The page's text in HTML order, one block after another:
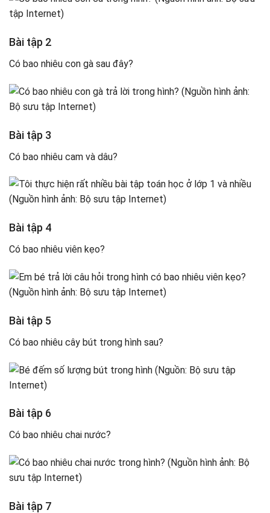
Bài tập 2
Có bao nhiêu con gà sau đây?
Bài tập 3
Có bao nhiêu cam và dâu?
Bài tập 4
Có bao nhiêu viên kẹo?
Bài tập 5
Có bao nhiêu cây bút trong hình sau?
Bài tập 6
Có bao nhiêu chai nước?
Bài tập 7